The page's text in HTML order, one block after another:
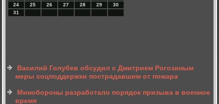
24
25 26 27 28 29
30
31
Василий Голубев обсудил с Дмитрием Рогозиным
меры соцподдержки пострадавшим от пожара
Минобороны разработало порядок призыва в военное
время